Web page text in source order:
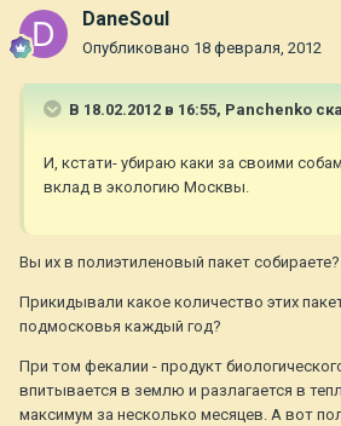
DaneSoul
Опубликовано 18 февраля, 2012
В 18.02.2012 в 16:55, Panchenko
И, кстати- убираю каки за своими
вклад в экологию Москвы.
Вы их в полиэтиленовый пакет собираете?
Прикидывали какое количество этих
подмосковья каждый год?
При том фекалии - продукт
впитывается в землю и разлагается в
максимум за несколько месяцев. А вот